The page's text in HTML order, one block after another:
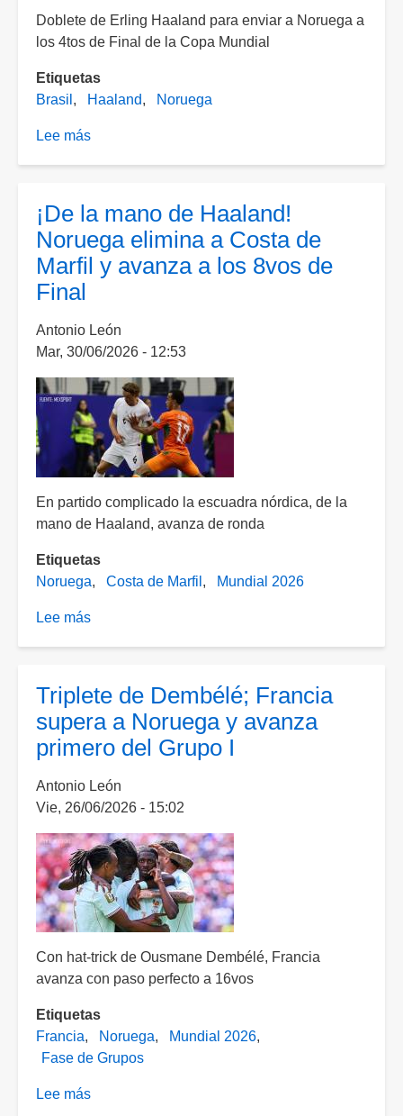
Noruega
Doblete de Erling Haaland para enviar a Noruega a
los 4tos de Final de la Copa Mundial
Etiquetas
Brasil
Haaland Noruega
Lee más
Noruega
da
la
elimina
a
¡De la mano de Haaland!
Noruega elimina a Costa de
Marfil y avanza a los 8vos de
Final
Antonio León
Mar, 30/06/2026 - 12:53
En partido complicado la escuadra nórdica, de la
mano de Haaland, avanza de ronda
Etiquetas
Noruega
Costa de Marfil Mundial 2026
Lee más
de
Haaland!
Noruega
a
Costa
de
Marfil
y
avanza
a
8vos
de
Triplete de Dembélé; Francia
supera a Noruega y avanza
primero del Grupo I
Antonio León
Vie, 26/06/2026 - 15:02
Con hat-trick de Ousmane Dembélé, Francia
avanza con paso perfecto a 16vos
Etiquetas
Francia
Noruega
Mundial 2026
Fase de Grupos
Lee más